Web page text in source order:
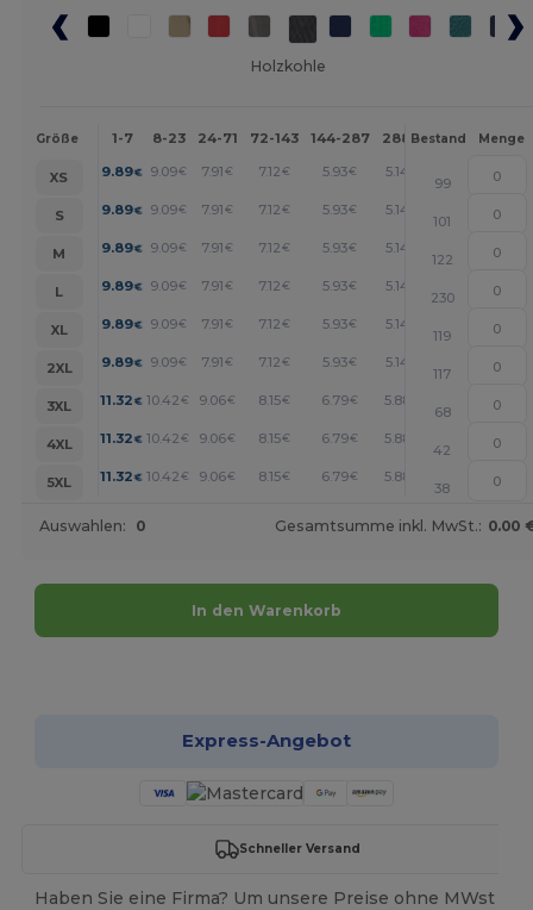
Holzkohle
Größe 1-7 8-23 24-71 72-143 144-287 288 + Mehr
Bestand Menge
XS 9.89€ 9.09€ 7.91 € 7.12€ 5.93€ 5.14 +
99
S
9.89€ 9.09€ 7.91 € 7.12€ 5.93€ 5.14 +
101
M
9.89€ 9.09€ 7.91 € 7.12€ 5.93€ 5.14 +
122
L
9.89€ 9.09€ 7.91 € 7.12€ 5.93€ 5.14 +
230
XL
9.89€ 9.09€ 7.91 € 7.12€ 5.93€ 5.14 +
119
2XL
9.89€ 9.09€ 7.91 € 7.12€ 5.93€ 5.14 +
117
3XL
11.32 € 10.42 € 9.06€ 8.15€ 6.79€ 5.88 +
68
4XL
11.32 € 10.42 € 9.06€ 8.15€ 6.79€ 5.88 +
42
5XL
11.32 € 10.42 € 9.06€ 8.15€ 6.79€ 5.88 +
38
Auswahlen: 0 Gesamtsumme inkl. MwSt.: 0.00
In den Warenkorb
Express-Angebot
Schneller Versand
Haben Sie eine Firma? Um unsere Preise ohne MWst